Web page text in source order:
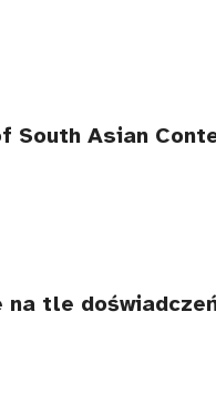
South Asian
na tle